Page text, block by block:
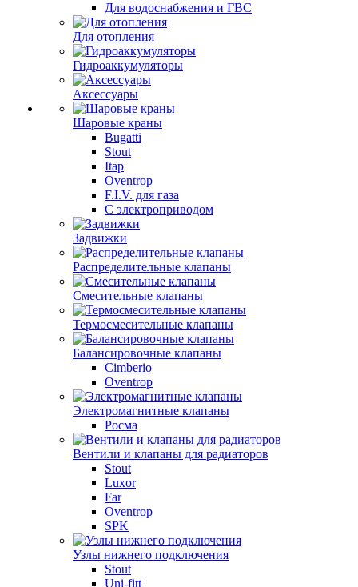
Для водоснабжения и ГВС
Для отопления
Гидроаккумуляторы
Аксессуары
Шаровые краны
Bugatti
Stout
Itap
Oventrop
F.I.V. для газа
С электроприводом
Задвижки
Распределительные клапаны
Cмесительные клапаны
Термосмесительные клапаны
Балансировочные клапаны
Cimberio
Oventrop
Электромагнитные клапаны
Росма
Вентили и клапаны для радиаторов
Stout
Luxor
Far
Oventrop
SPK
Узлы нижнего подключения
Stout
Uni-fitt